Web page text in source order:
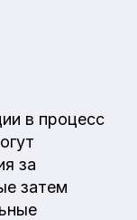
в процесс
за
затем